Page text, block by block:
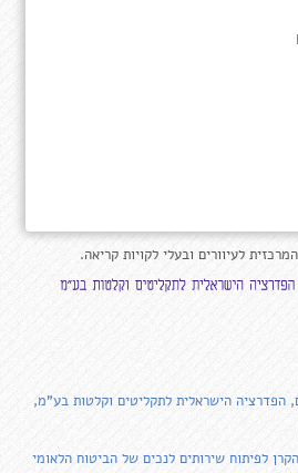
לעיוורים ובעלי לקויות קריאה.
הפדרציה הישראלית לתקליטים וקלטות בע"מ,
לפיתוח שירותים לנכים של הביטוח הלאומי